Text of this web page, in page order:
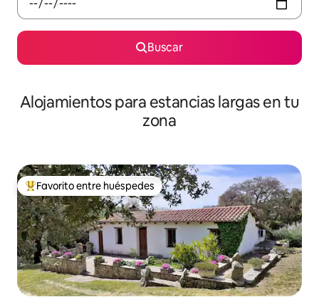
Buscar
Alojamientos para estancias largas en tu
zona
De los mejores en Favorito entre huéspedes
Favorito entre huéspedes